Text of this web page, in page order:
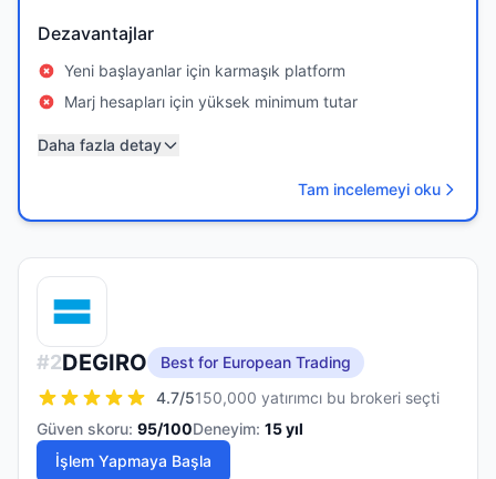
Dezavantajlar
Yeni başlayanlar için karmaşık platform
Marj hesapları için yüksek minimum tutar
Daha fazla detay
Tam incelemeyi oku
#2DEGIRO
Best for European Trading
4.7/5150,000 yatırımcı bu brokeri seçti
Güven skoru: 95/100Deneyim: 15yıl
İşlem Yapmaya Başla